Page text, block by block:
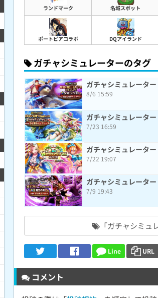
ランドマーク 名城スポット
ポートピアコラボ DQアイランド
ガチャシミュレーターのタグ
ガチャシミュレータ
8/6 15:59
ガチャシミュレーター
7/23 16:59
ガチャシミュレータ
7/22 19:07
ガチャシミュレータ
7/9 19:43
「ガチャシミュ
Line URL
コメント